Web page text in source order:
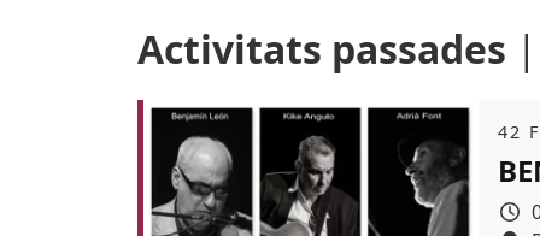
Activitats passades
42